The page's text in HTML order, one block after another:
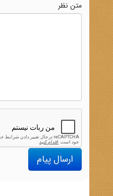
متن نظر
ارسال پیام